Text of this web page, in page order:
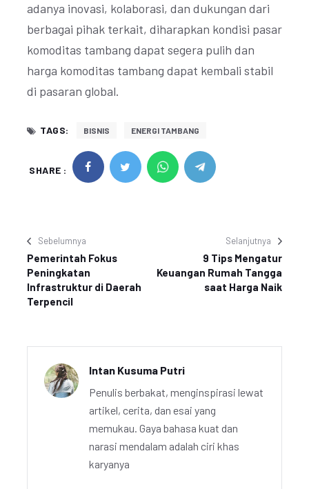
adanya inovasi, kolaborasi, dan dukungan dari
berbagai pihak terkait, diharapkan kondisi pasar
komoditas tambang dapat segera pulih dan
harga komoditas tambang dapat kembali stabil
di pasaran global.
TAGS: BISNIS ENERGI TAMBANG
SHARE :
Sebelumnya
Pemerintah Fokus
Peningkatan
Infrastruktur di Daerah
Terpencil
Selanjutnya
9 Tips Mengatur
Keuangan Rumah Tangga
saat Harga Naik
Intan Kusuma Putri
Penulis berbakat, menginspirasi lewat
artikel, cerita, dan esai yang
memukau. Gaya bahasa kuat dan
narasi mendalam adalah ciri khas
karyanya